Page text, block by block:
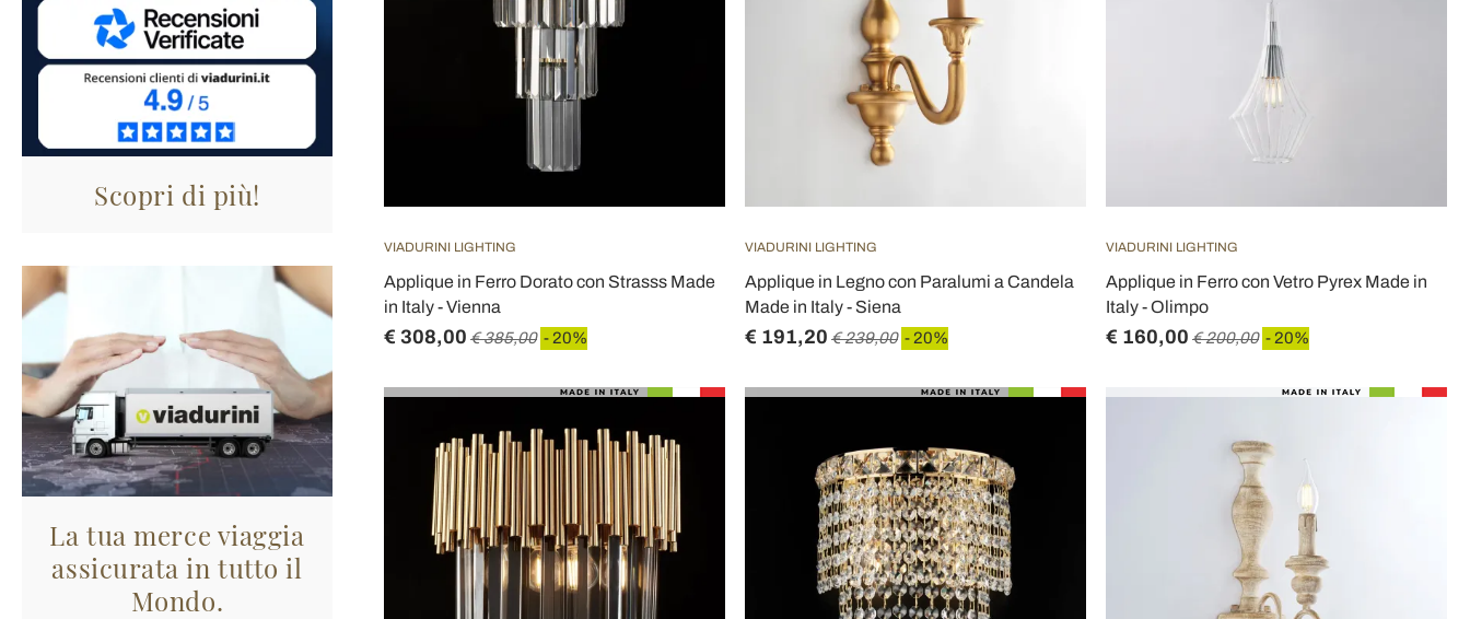
Scopri di più!
La tua merce viaggia
assicurata in tutto il
Mondo.
VIADURINI LIGHTING
Applique in Ferro Dorato con Strasss Made
in Italy - Vienna
€ 308,00 € 385,00 - 20%
VIADURINI LIGHTING
Applique in Legno con Paralumi a Candela
Made in Italy - Siena
€ 191,20 € 239,00 - 20%
VIADURINI LIGHTING
Applique in Ferro con Vetro Pyrex Made in
Italy - Olimpo
€ 160,00 € 200,00 - 20%